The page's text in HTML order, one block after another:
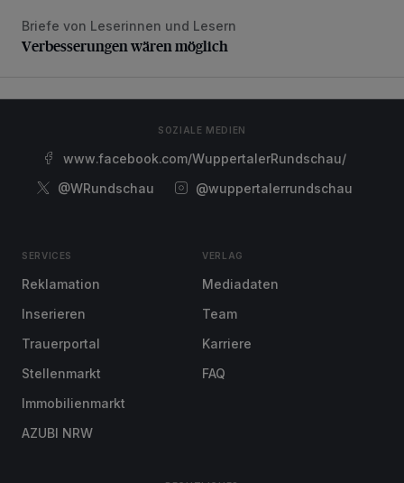
Verbesserungen wären möglich
Briefe von Leserinnen und Lesern
Verbesserungen wären möglich
SOZIALE MEDIEN
www.facebook.com/WuppertalerRundschau/
@WRundschau
@wuppertalerrundschau
SERVICES
Reklamation
Inserieren
Trauerportal
Stellenmarkt
Immobilienmarkt
AZUBI NRW
VERLAG
Mediadaten
Team
Karriere
FAQ